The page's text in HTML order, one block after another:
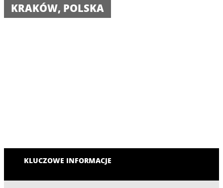
KRAKÓW, POLSKA
KLUCZOWE INFORMACJE